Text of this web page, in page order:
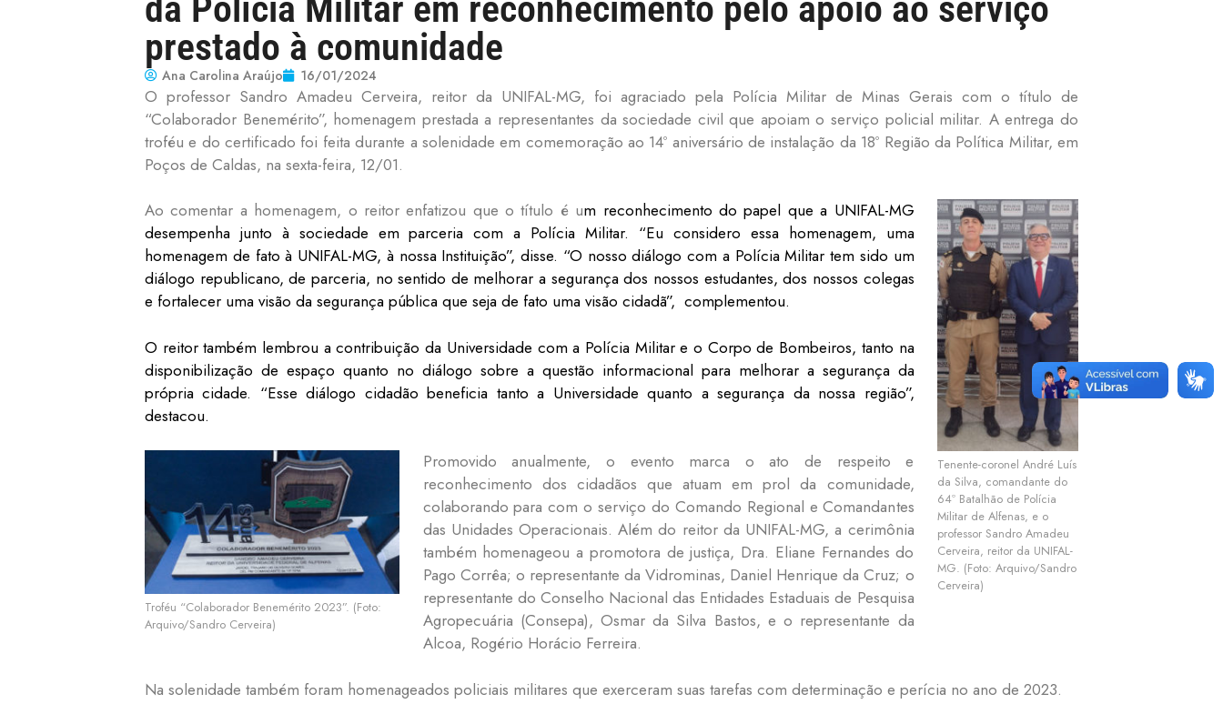
prestado à comunidade
Ana Carolina Araújo 16/01/2024
O professor Sandro Amadeu Cerveira, reitor da UNIFAL-MG, foi agraciado pela Polícia Militar de Minas Gerais com o título de
“Colaborador Benemérito”, homenagem prestada a representantes da sociedade civil que apoiam o serviço policial militar. A entrega do
troféu e do certificado foi feita durante a solenidade em comemoração ao 14º aniversário de instalação da 18º Região da Política Militar, em
Poços de Caldas, na sexta-feira, 12/01.
Tenente-coronel André Luís
da Silva, comandante do
64º Batalhão de Polícia
Militar de Alfenas, e o
professor Sandro Amadeu
Cerveira, reitor da UNIFAL-
MG. (Foto: Arquivo/Sandro
Cerveira)
Ao comentar a homenagem, o reitor enfatizou que o título é um reconhecimento do papel que a UNIFAL-MG
desempenha junto à sociedade em parceria com a Polícia Militar. “Eu considero essa homenagem, uma
homenagem de fato à UNIFAL-MG, à nossa Instituição”, disse. “O nosso diálogo com a Polícia Militar tem sido um
diálogo republicano, de parceria, no sentido de melhorar a segurança dos nossos estudantes, dos nossos colegas
e fortalecer uma visão da segurança pública que seja de fato uma visão cidadã”, complementou.
O reitor também lembrou a contribuição da Universidade com a Polícia Militar e o Corpo de Bombeiros, tanto na
disponibilização de espaço quanto no diálogo sobre a questão informacional para melhorar a segurança da
própria cidade. “Esse diálogo cidadão beneficia tanto a Universidade quanto a segurança da nossa região”,
destacou.
Troféu “Colaborador Benemérito 2023”. (Foto:
Arquivo/Sandro Cerveira)
Promovido anualmente, o evento marca o ato de respeito e
reconhecimento dos cidadãos que atuam em prol da comunidade,
colaborando para com o serviço do Comando Regional e Comandantes
das Unidades Operacionais. Além do reitor da UNIFAL-MG, a cerimônia
também homenageou a promotora de justiça, Dra. Eliane Fernandes do
Pago Corrêa; o representante da Vidrominas, Daniel Henrique da Cruz; o
representante do Conselho Nacional das Entidades Estaduais de Pesquisa
Agropecuária (Consepa), Osmar da Silva Bastos, e o representante da
Alcoa, Rogério Horácio Ferreira.
Na solenidade também foram homenageados policiais militares que exerceram suas tarefas com determinação e perícia no ano de 2023.